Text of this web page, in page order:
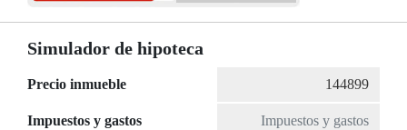
Simulador de hipoteca
Precio inmueble
Impuestos y gastos